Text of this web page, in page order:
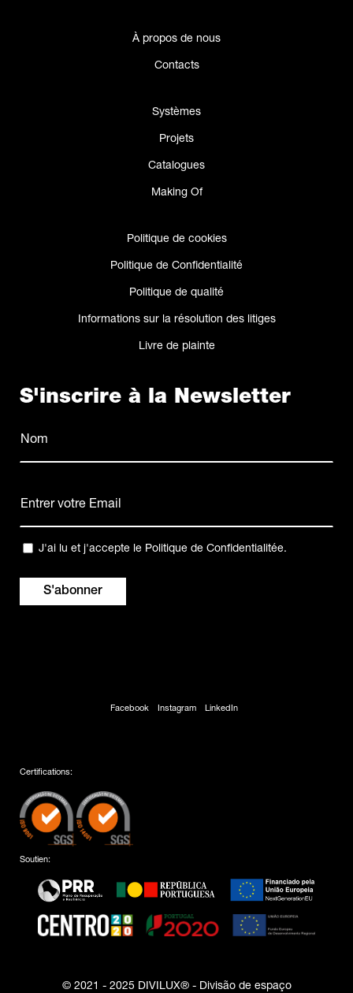
À propos de nous
Contacts
Systèmes
Projets
Catalogues
Making Of
Politique de cookies
Politique de Confidentialité
Politique de qualité
Informations sur la résolution des litiges
Livre de plainte
S'inscrire à la Newsletter
mail
Confidentialité
J'ai lu et j'accepte le Politique de Confidentialitée.
Certifications:
Soutien:
© 2021 - 2025 DIVILUX® - Divisão de espaço
Facebook Instagram LinkedIn